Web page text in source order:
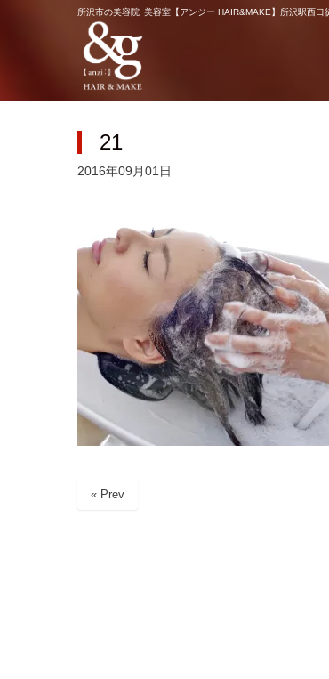
所沢市の美容院･美容室【アンジー HAIR&MAKE】所沢駅西口
21
2016年09月01日
« Prev